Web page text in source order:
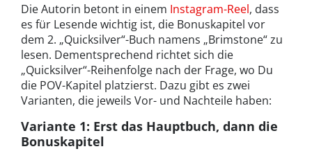
Die Autorin betont in einem Instagram-Reel, dass
es für Lesende wichtig ist, die Bonuskapitel vor
dem 2. „Quicksilver“-Buch namens „Brimstone“ zu
lesen. Dementsprechend richtet sich die
„Quicksilver“-Reihenfolge nach der Frage, wo Du
die POV-Kapitel platzierst. Dazu gibt es zwei
Varianten, die jeweils Vor- und Nachteile haben:
Variante 1: Erst das Hauptbuch, dann die
Bonuskapitel